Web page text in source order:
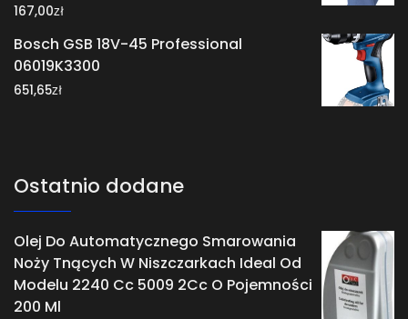
167,00zł
Bosch GSB 18V-45 Professional
06019K3300
651,65zł
Ostatnio dodane
Olej Do Automatycznego Smarowania
Noży Tnących W Niszczarkach Ideal Od
Modelu 2240 Cc 5009 2Cc O Pojemności
200 Ml